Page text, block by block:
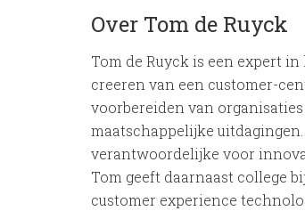
Over Tom de Ruyck
Tom de Ruyck is een expert
creeren van een customer-
voorbereiden van
maatschappelijke
verantwoordelijke voor
Tom geeft daarnaast college
customer experience